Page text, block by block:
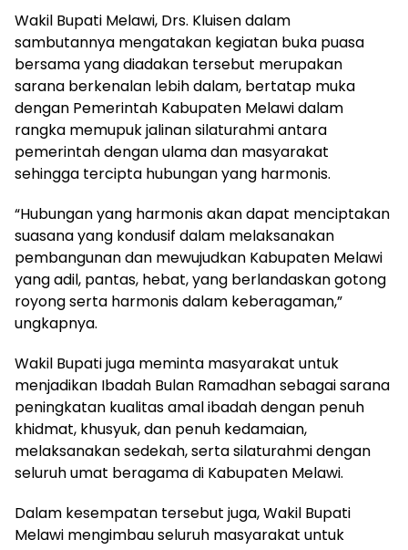
Wakil Bupati Melawi, Drs. Kluisen dalam
sambutannya mengatakan kegiatan buka puasa
bersama yang diadakan tersebut merupakan
sarana berkenalan lebih dalam, bertatap muka
dengan Pemerintah Kabupaten Melawi dalam
rangka memupuk jalinan silaturahmi antara
pemerintah dengan ulama dan masyarakat
sehingga tercipta hubungan yang harmonis.
“Hubungan yang harmonis akan dapat menciptakan
suasana yang kondusif dalam melaksanakan
pembangunan dan mewujudkan Kabupaten Melawi
yang adil, pantas, hebat, yang berlandaskan gotong
royong serta harmonis dalam keberagaman,”
ungkapnya.
Wakil Bupati juga meminta masyarakat untuk
menjadikan Ibadah Bulan Ramadhan sebagai sarana
peningkatan kualitas amal ibadah dengan penuh
khidmat, khusyuk, dan penuh kedamaian,
melaksanakan sedekah, serta silaturahmi dengan
seluruh umat beragama di Kabupaten Melawi.
Dalam kesempatan tersebut juga, Wakil Bupati
Melawi mengimbau seluruh masyarakat untuk